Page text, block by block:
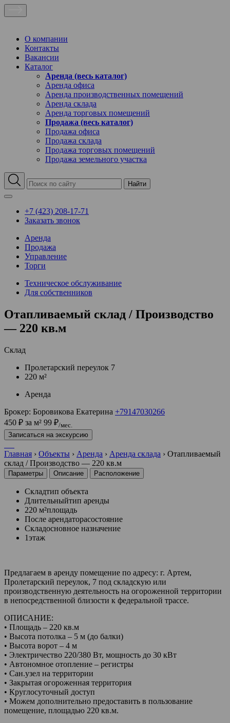
О компании
Контакты
Вакансии
Каталог
Аренда (весь каталог)
Аренда офиса
Аренда производственных помещений
Аренда склада
Аренда торговых помещений
Продажа (весь каталог)
Продажа офиса
Продажа склада
Продажа торговых помещений
Продажа земельного участка
Найти
+7 (423) 208-17-71
Заказать звонок
Аренда
Продажа
Управление
Торги
Техническое обслуживание
Для собственников
Отапливаемый склад / Производство
— 220 кв.м
Склад
Пролетарский переулок 7
220 м²
Аренда
Брокер: Боровикова Екатерина +79147030266
450 ₽ за м² 99 ₽/мес.
Записаться на экскурсию
Главная › Объекты › Аренда › Аренда склада › Отапливаемый
склад / Производство — 220 кв.м
Параметры Описание Расположение
Складтип объекта
Длительныйтип аренды
220 м²площадь
После арендаторасостояние
Складосновное назначение
1этаж
Предлагаем в аренду помещение по адресу: г. Артем,
Пролетарский переулок, 7 под складскую или
производственную деятельность на огороженной территории
в непосредственной близости к федеральной трассе.
ОПИСАНИЕ:
• Площадь – 220 кв.м
• Высота потолка – 5 м (до балки)
• Высота ворот – 4 м
• Электричество 220/380 Вт, мощность до 30 кВт
• Автономное отопление – регистры
• Сан.узел на территории
• Закрытая огороженная территория
• Круглосуточный доступ
• Можем дополнительно предоставить в пользование
помещение, площадью 220 кв.м.